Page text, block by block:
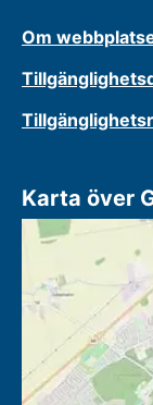
Om
Karta över